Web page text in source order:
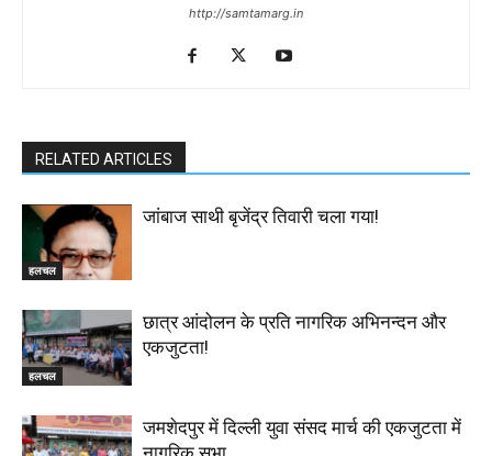
http://samtamarg.in
RELATED ARTICLES
हलचल
जांबाज साथी बृजेंद्र तिवारी चला गया!
हलचल
छात्र आंदोलन के प्रति नागरिक अभिनन्दन और
एकजुटता!
जमशेदपुर में दिल्ली युवा संसद मार्च की एकजुटता में